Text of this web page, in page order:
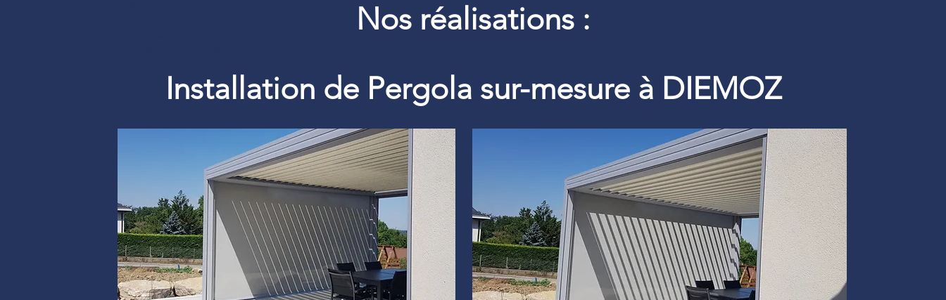
Nos réalisations :
Installation de Pergola sur-mesure à DIEMOZ